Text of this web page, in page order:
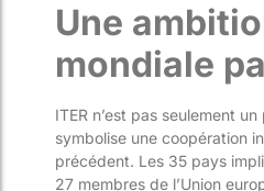
Une
mondiale
ITER n’est pas seulement
symbolise une coopération
précédent. Les 35 pays
27 membres de l’Union